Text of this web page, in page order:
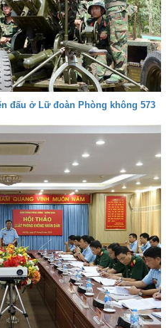
đấu ở Lữ đoàn Phòng không 573